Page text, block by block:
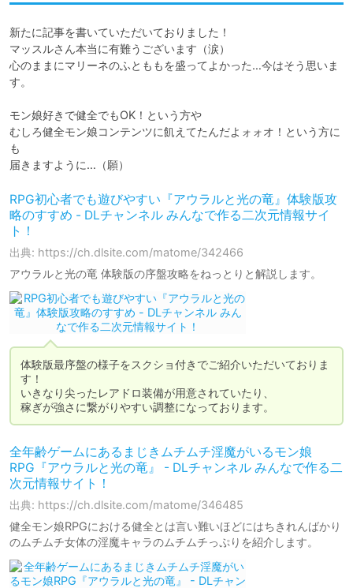
新たに記事を書いていただいておりました！
マッスルさん本当に有難うございます（涙）
心のままにマリーネのふとももを盛ってよかった…今はそう思いま
す。
モン娘好きで健全でもOK！という方や
むしろ健全モン娘コンテンツに飢えてたんだよォォオ！という方に
も
届きますように…（願）
RPG初心者でも遊びやすい『アウラルと光の竜』体験版攻
略のすすめ - DLチャンネル みんなで作る二次元情報サイ
ト！
出典: https://ch.dlsite.com/matome/342466
アウラルと光の竜 体験版の序盤攻略をねっとりと解説します。
体験版最序盤の様子をスクショ付きでご紹介いただいておりま
す！
いきなり尖ったレアドロ装備が用意されていたり、
稼ぎが強さに繋がりやすい調整になっております。
全年齢ゲームにあるまじきムチムチ淫魔がいるモン娘
RPG『アウラルと光の竜』 - DLチャンネル みんなで作る二
次元情報サイト！
出典: https://ch.dlsite.com/matome/346485
健全モン娘RPGにおける健全とは言い難いほどにはちきれんばかり
のムチムチ女体の淫魔キャラのムチムチっぷりを紹介します。